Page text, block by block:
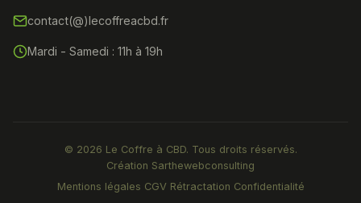
contact(@)lecoffreacbd.fr
Mardi - Samedi : 11h à 19h
© 2026 Le Coffre à CBD. Tous droits réservés.
Création Sarthewebconsulting
Mentions légales CGV Rétractation Confidentialité